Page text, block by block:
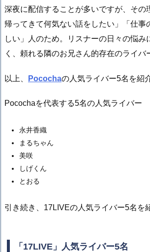
深夜に配信することが多いですが、その
帰ってきて何気ない話をしたい」「仕事
しい」人のため。リスナーの日々の悩み
く、頼れる隣のお兄さん的存在のライバ
以上、 Pocochaの人気ライバー5名を紹
Pocochaを代表する5名の人気ライバー
永井香織
まるちゃん
美咲
しげくん
とおる
引き続き、17LIVEの人気ライバー5名を
「17LIVE」人気ライバー5名